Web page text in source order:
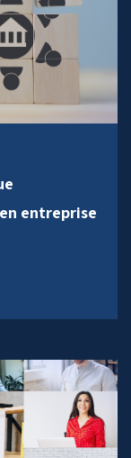
entreprise